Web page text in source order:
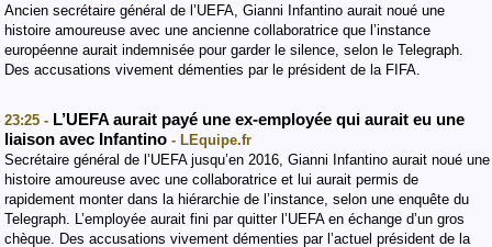
Ancien secrétaire général de l’UEFA, Gianni Infantino aurait noué une
histoire amoureuse avec une ancienne collaboratrice que l’instance
européenne aurait indemnisée pour garder le silence, selon le Telegraph.
Des accusations vivement démenties par le président de la FIFA.
23:25 - L’UEFA aurait payé une ex-employée qui aurait eu une
liaison avec Infantino - LEquipe.fr
Secrétaire général de l’UEFA jusqu’en 2016, Gianni Infantino aurait noué une
histoire amoureuse avec une collaboratrice et lui aurait permis de
rapidement monter dans la hiérarchie de l’instance, selon une enquête du
Telegraph. L’employée aurait fini par quitter l’UEFA en échange d’un gros
chèque. Des accusations vivement démenties par l’actuel président de la